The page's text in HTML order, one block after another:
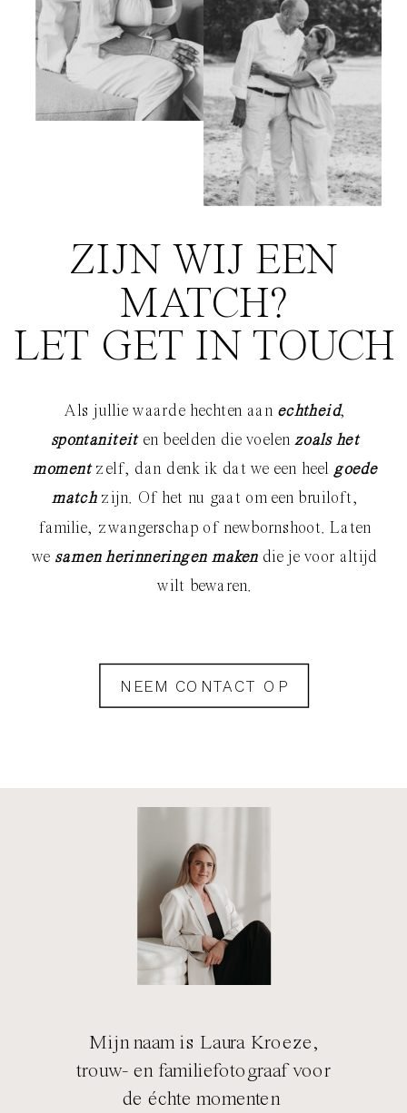
NEEM CONTACT OP
Als jullie waarde hechten aan echtheid,
spontaniteiten beelden die voelenzoals het
momentzelf, dan denk ik dat we een heel goede
matchzijn. Of het nu gaat om een bruiloft,
familie, zwangerschap of newbornshoot. Laten
we samen herinneringen makendie je voor altijd
wilt bewaren.
ZIJN WIJ EEN
MATCH?
LET GET IN TOUCH
Mijn naam is Laura Kroeze,
trouw- en familiefotograaf voor
de échte momenten